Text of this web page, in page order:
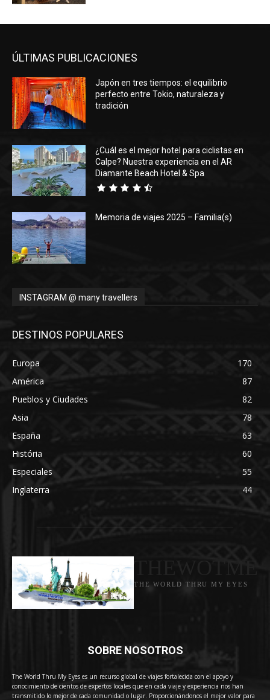
ÚLTIMAS PUBLICACIONES
Japón en tres tiempos: el equilibrio
perfecto entre Tokio, naturaleza y
tradición
¿Cuál es el mejor hotel para ciclistas en
Calpe? Nuestra experiencia en el AR
Diamante Beach Hotel & Spa
Memoria de viajes 2025 – Familia(s)
INSTAGRAM @ many travellers
DESTINOS POPULARES
Europa
170
América
87
Pueblos y Ciudades
82
Asia
78
España
63
História
60
Especiales
55
Inglaterra
44
THE WORLD THRU MY EYES
SOBRE NOSOTROS
The World Thru My Eyes es un recurso global de viajes fortalecida con el apoyo y
conocimiento de cientos de expertos locales que en cada viaje y experiencia nos han
transmitido lo mejor de cada comunidad o lugar. Proporcionándonos el mejor valor para